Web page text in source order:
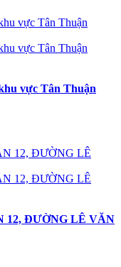
vực Tân Thuận
12, ĐƯỜNG LÊ VĂN